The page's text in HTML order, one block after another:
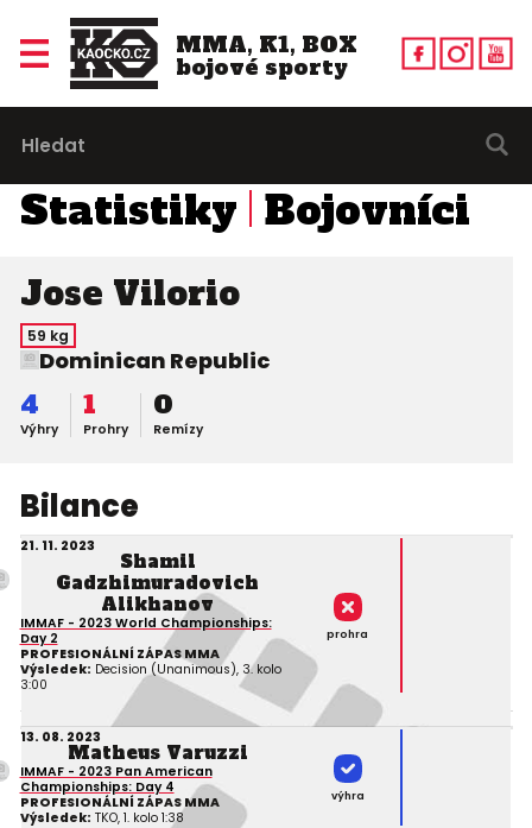
MMA, K1, BOX
bojové sporty
Statistiky Bojovníci
Jose Vilorio
59 kg
Dominican Republic
Výhry
4
Prohry
1
Remízy
0
Bilance
21. 11. 2023
Shamil
Gadzhimuradovich
Alikhanov
IMMAF - 2023 World Championships:
Day 2
PROFESIONÁLNÍ ZÁPAS MMA
Výsledek: Decision (Unanimous), 3. kolo
3:00
prohra
13. 08. 2023
Matheus Varuzzi
IMMAF - 2023 Pan American
Championships: Day 4
PROFESIONÁLNÍ ZÁPAS MMA
Výsledek: TKO, 1. kolo 1:38
výhra